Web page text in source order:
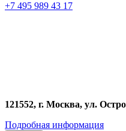
+7 495 989 43 17
121552, г. Москва, ул.
Подробная информация